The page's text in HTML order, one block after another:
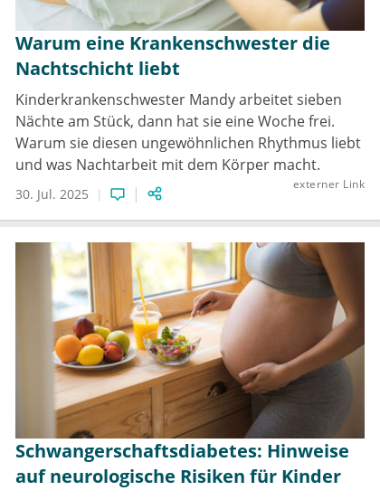
Warum eine Krankenschwester die
Nachtschicht liebt
Kinderkrankenschwester Mandy arbeitet sieben
Nächte am Stück, dann hat sie eine Woche frei.
Warum sie diesen ungewöhnlichen Rhythmus liebt
und was Nachtarbeit mit dem Körper macht.
30. Jul. 2025
externer Link
Schwangerschaftsdiabetes: Hinweise
auf neurologische Risiken für Kinder